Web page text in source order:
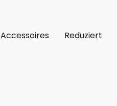
Accessoires Reduziert